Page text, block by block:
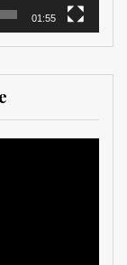
01:55